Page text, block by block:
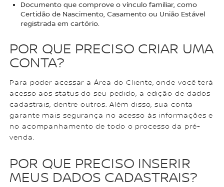
Documento que comprove o vínculo familiar, como
Certidão de Nascimento, Casamento ou União Estável
registrada em cartório.
POR QUE PRECISO CRIAR UMA
CONTA?
Para poder acessar a Área do Cliente, onde você terá
acesso aos status do seu pedido, a edição de dados
cadastrais, dentre outros. Além disso, sua conta
garante mais segurança no acesso às informações e
no acompanhamento de todo o processo da pré-
venda.
POR QUE PRECISO INSERIR
MEUS DADOS CADASTRAIS?